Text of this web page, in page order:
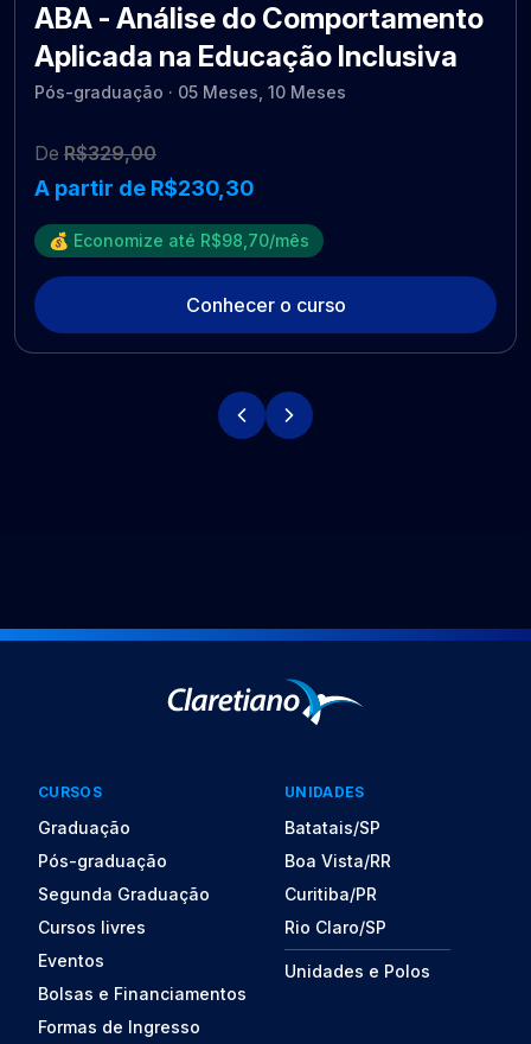
ABA - Análise do Comportamento
Aplicada na Educação Inclusiva
Pós-graduação · 05 Meses, 10 Meses
De R$329,00
A partir de R$230,30
💰 Economize até R$98,70/mês
Conhecer o curso
CURSOS
Graduação
Pós-graduação
Segunda Graduação
Cursos livres
Eventos
Bolsas e Financiamentos
Formas de Ingresso
UNIDADES
Batatais/SP
Boa Vista/RR
Curitiba/PR
Rio Claro/SP
Unidades e Polos